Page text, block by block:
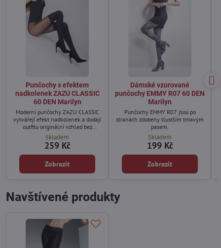
Punčochy s efektem
nadkolenek ZAZU CLASSIC
60 DEN Marilyn
Moderní punčochy ZAZU CLASSIC
vytvářejí efekt nadkolenek a dodají
outfitu originální vzhled bez
nutnosti vrstvení.
Skladem
259 Kč
Zobrazit
Dámské vzorované
punčochy EMMY R07 60 DEN
Marilyn
Punčochy EMMY R07 jsou po
stranách zdobeny tlustším tmavým
pasem.
Skladem
199 Kč
Zobrazit
Navštívené produkty